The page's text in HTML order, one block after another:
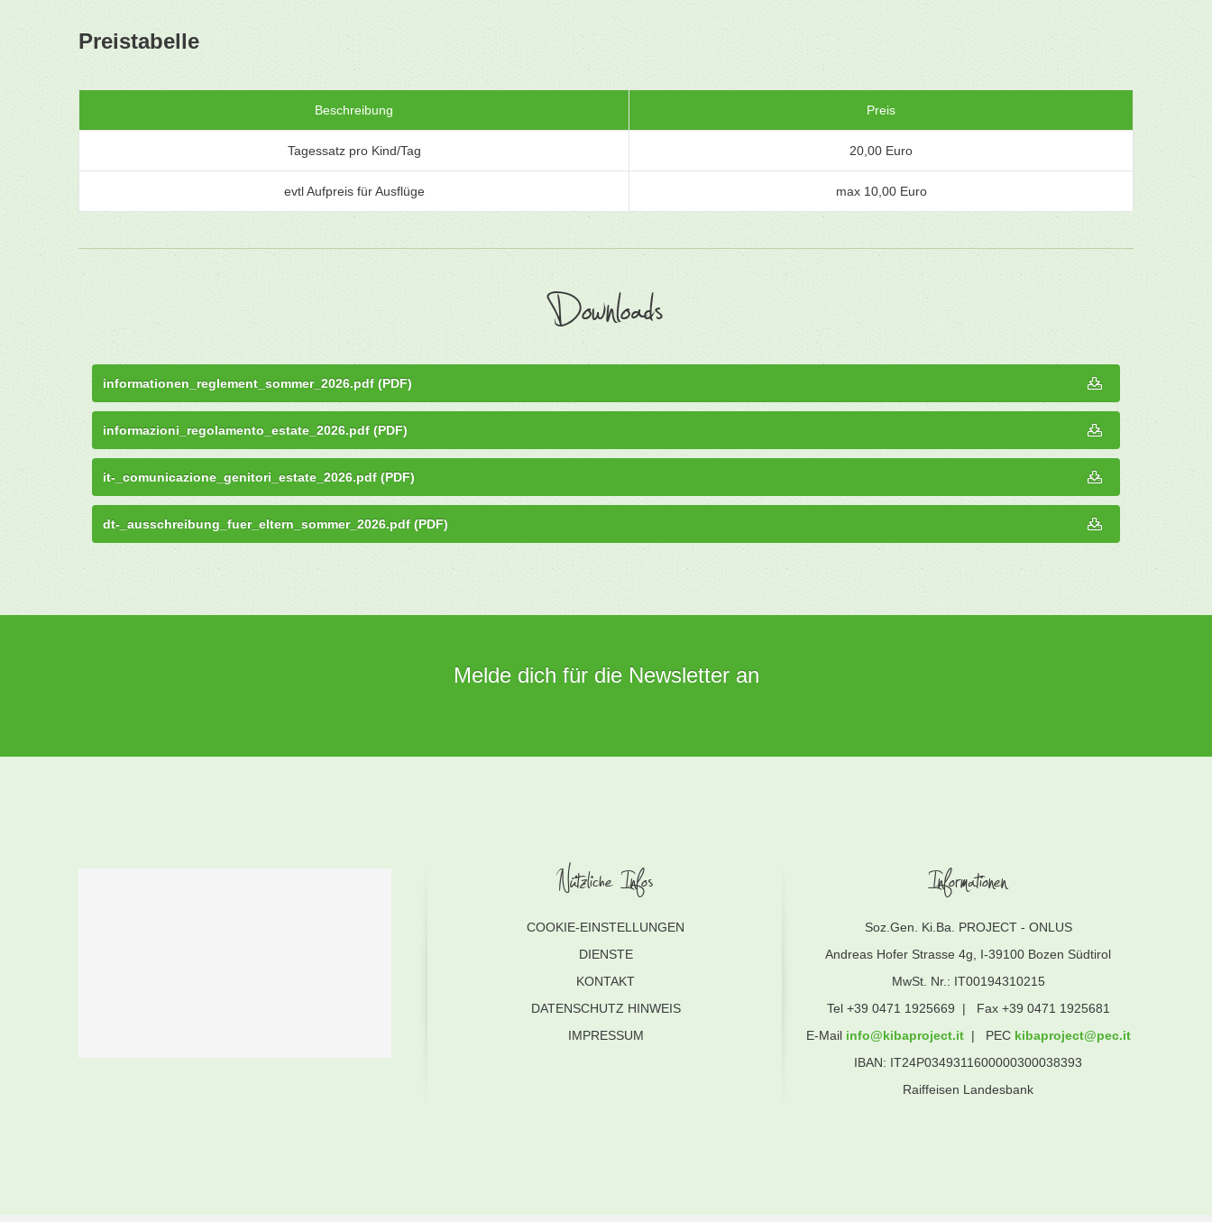
Preistabelle
Beschreibung Preis
Tagessatz pro Kind/Tag 20,00 Euro
evtl Aufpreis für Ausflüge max 10,00 Euro
Downloads
informationen_reglement_sommer_2026.pdf (PDF)
informazioni_regolamento_estate_2026.pdf (PDF)
it-_comunicazione_genitori_estate_2026.pdf (PDF)
dt-_ausschreibung_fuer_eltern_sommer_2026.pdf (PDF)
Melde dich für die Newsletter an
Nützliche Infos
COOKIE-EINSTELLUNGEN
DIENSTE
KONTAKT
DATENSCHUTZ HINWEIS
IMPRESSUM
Informationen
Soz.Gen. Ki.Ba. PROJECT - ONLUS
Andreas Hofer Strasse 4g, I-39100 Bozen Südtirol
MwSt. Nr.: IT00194310215
Tel +39 0471 1925669 | Fax +39 0471 1925681
E-Mail info@kibaproject.it| PEC kibaproject@pec.it
IBAN: IT24P0349311600000300038393
Raiffeisen Landesbank